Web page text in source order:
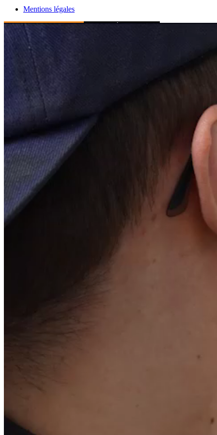
Mentions légales
Posez-nous vos questionsS'abonner à l'alerte email